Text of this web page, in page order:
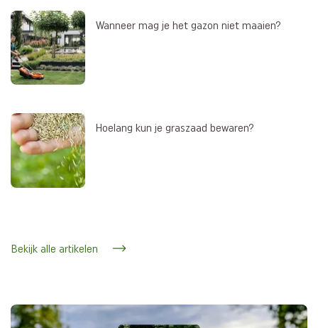
Wanneer mag je het gazon niet maaien?
Hoelang kun je graszaad bewaren?
Bekijk alle artikelen